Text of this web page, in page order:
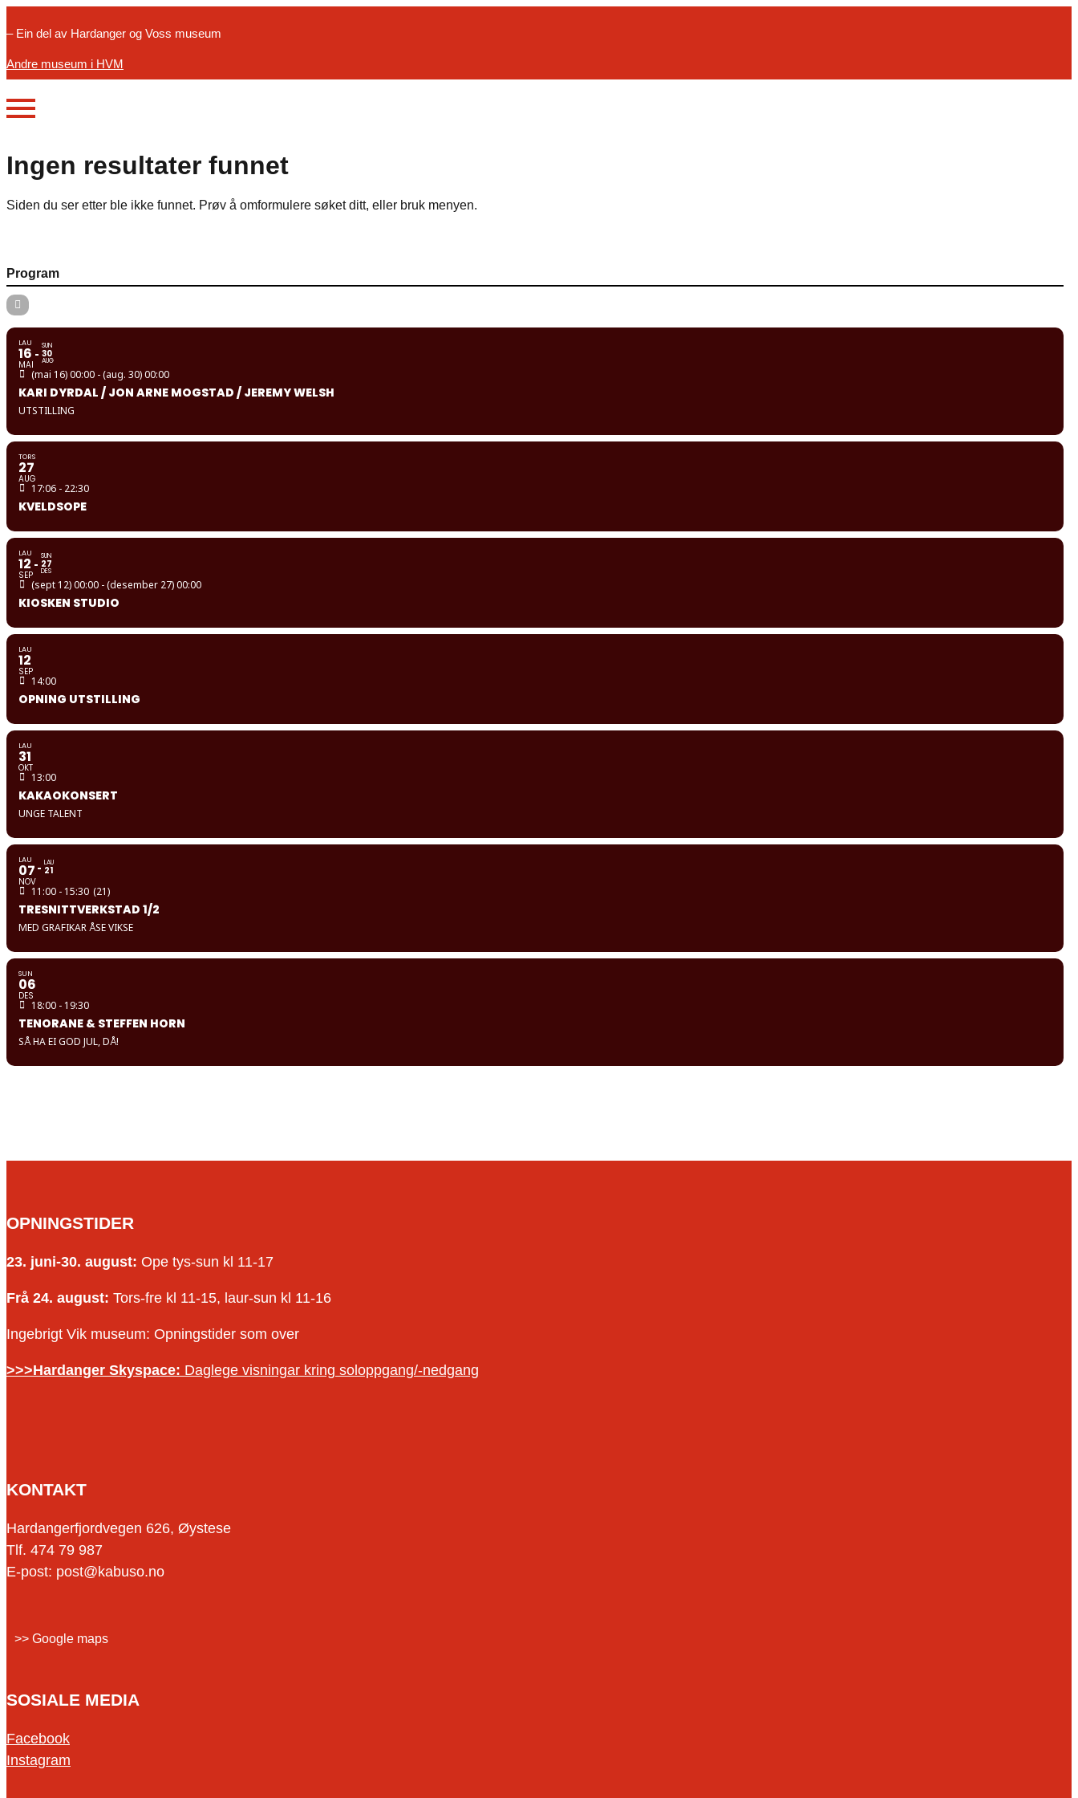
– Ein del av Hardanger og Voss museum
Andre museum i HVM
Ingen resultater funnet
Siden du ser etter ble ikke funnet. Prøv å omformulere søket ditt, eller bruk menyen.
Program
LAU
16
MAI
SUN
30
AUG
(mai 16) 00:00 - (aug. 30) 00:00
KARI DYRDAL / JON ARNE MOGSTAD / JEREMY WELSH
UTSTILLING
TORS
27
AUG
17:06 - 22:30
KVELDSOPE
LAU
12
SEP
SUN
27
DES
(sept 12) 00:00 - (desember 27) 00:00
KIOSKEN STUDIO
LAU
12
SEP
14:00
OPNING UTSTILLING
LAU
31
OKT
13:00
KAKAOKONSERT
UNGE TALENT
LAU
07
NOV
LAU
21
11:00 - 15:30 (21)
TRESNITTVERKSTAD 1/2
MED GRAFIKAR ÅSE VIKSE
SUN
06
DES
18:00 - 19:30
TENORANE & STEFFEN HORN
SÅ HA EI GOD JUL, DÅ!
OPNINGSTIDER
23. juni-30. august: Ope tys-sun kl 11-17
Frå 24. august: Tors-fre kl 11-15, laur-sun kl 11-16
Ingebrigt Vik museum: Opningstider som over
>>>Hardanger Skyspace: Daglege visningar kring soloppgang/-nedgang
KONTAKT
Hardangerfjordvegen 626, Øystese
Tlf. 474 79 987
E-post: post@kabuso.no
>> Google maps
SOSIALE MEDIA
Facebook
Instagram